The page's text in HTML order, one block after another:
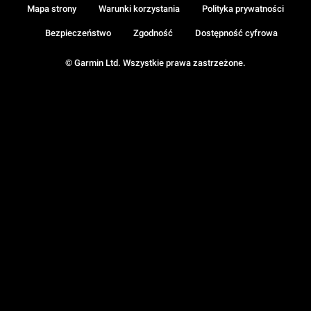
© Garmin Ltd. Wszystkie prawa zastrzeżone.
Mapa strony Warunki korzystania Polityka prywatności
Bezpieczeństwo Zgodność Dostępność cyfrowa